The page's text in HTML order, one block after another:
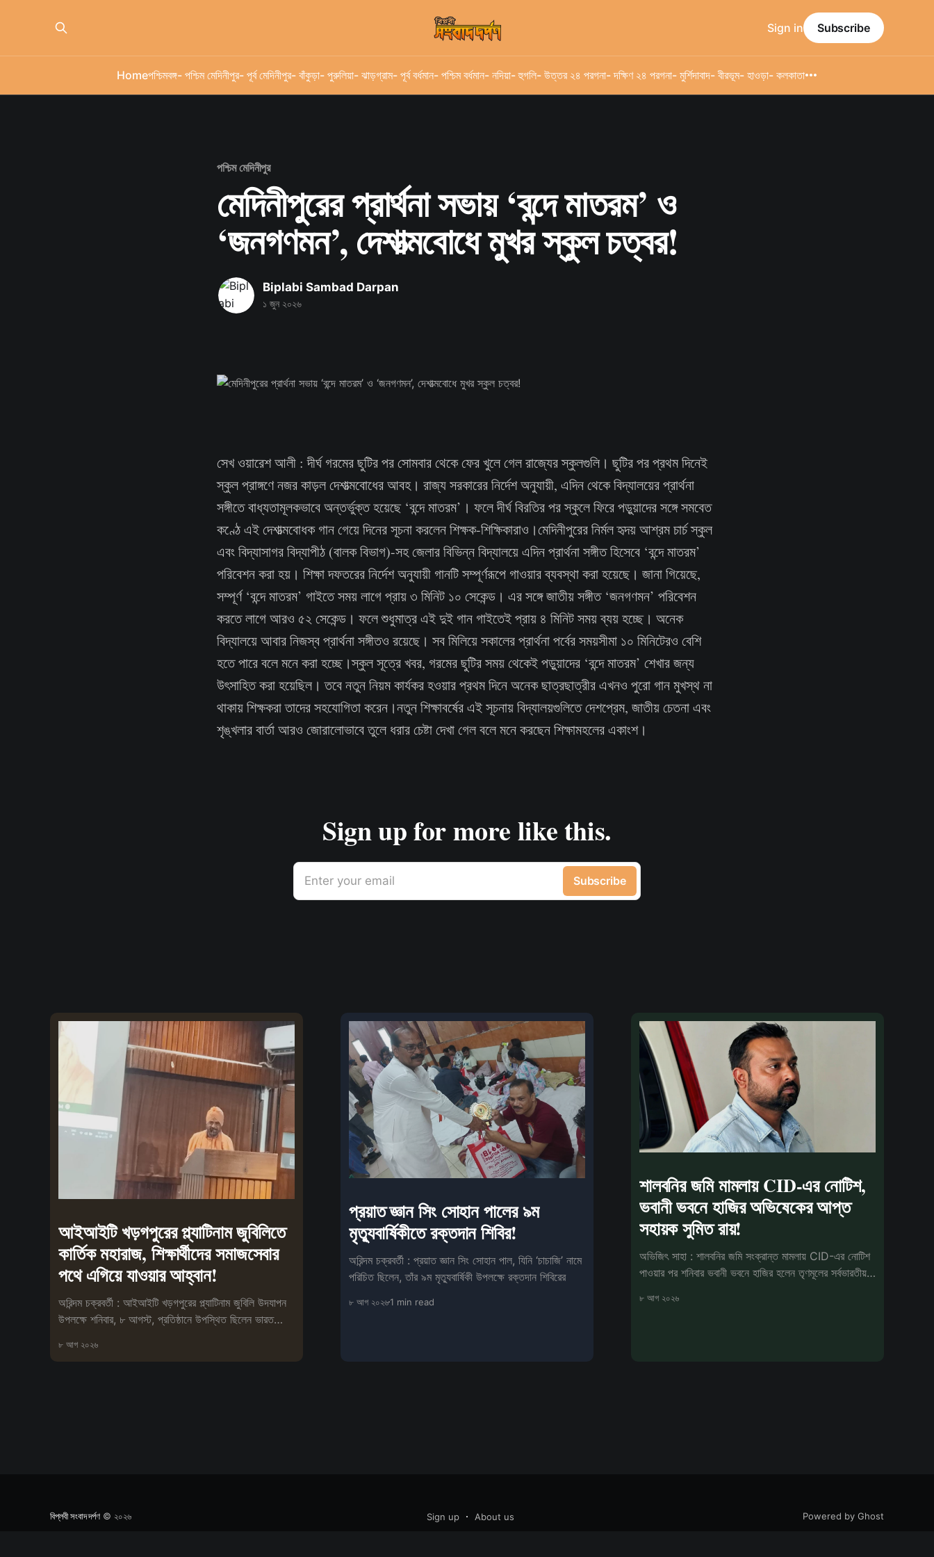
Homeপশ্চিমবঙ্গ- পশ্চিম মেদিনীপুর- পূর্ব মেদিনীপুর- বাঁকুড়া- পুরুলিয়া- ঝাড়গ্রাম- পূর্ব বর্ধমান- পশ্চিম বর্ধমান- নদিয়া- হুগলি- উত্তর ২৪ পরগনা- দক্ষিণ ২৪ পরগনা- মুর্শিদাবাদ- বীরভূম- হাওড়া- কলকাতা
Sign in Subscribe
পশ্চিম মেদিনীপুর
মেদিনীপুরের প্রার্থনা সভায় ‘বন্দে মাতরম’ ও
‘জনগণমন’, দেশাত্মবোধে মুখর স্কুল চত্বর!
Biplabi Sambad Darpan
১ জুন ২০২৬
সেখ ওয়ারেশ আলী : দীর্ঘ গরমের ছুটির পর সোমবার থেকে ফের খুলে গেল রাজ্যের স্কুলগুলি। ছুটির পর প্রথম দিনেই
স্কুল প্রাঙ্গণে নজর কাড়ল দেশাত্মবোধের আবহ। রাজ্য সরকারের নির্দেশ অনুযায়ী, এদিন থেকে বিদ্যালয়ের প্রার্থনা
সঙ্গীতে বাধ্যতামূলকভাবে অন্তর্ভুক্ত হয়েছে ‘বন্দে মাতরম’। ফলে দীর্ঘ বিরতির পর স্কুলে ফিরে পড়ুয়াদের সঙ্গে সমবেত
কণ্ঠে এই দেশাত্মবোধক গান গেয়ে দিনের সূচনা করলেন শিক্ষক-শিক্ষিকারাও।মেদিনীপুরের নির্মল হৃদয় আশ্রম চার্চ স্কুল
এবং বিদ্যাসাগর বিদ্যাপীঠ (বালক বিভাগ)-সহ জেলার বিভিন্ন বিদ্যালয়ে এদিন প্রার্থনা সঙ্গীত হিসেবে ‘বন্দে মাতরম’
পরিবেশন করা হয়। শিক্ষা দফতরের নির্দেশ অনুযায়ী গানটি সম্পূর্ণরূপে গাওয়ার ব্যবস্থা করা হয়েছে। জানা গিয়েছে,
সম্পূর্ণ ‘বন্দে মাতরম’ গাইতে সময় লাগে প্রায় ৩ মিনিট ১০ সেকেন্ড। এর সঙ্গে জাতীয় সঙ্গীত ‘জনগণমন’ পরিবেশন
করতে লাগে আরও ৫২ সেকেন্ড। ফলে শুধুমাত্র এই দুই গান গাইতেই প্রায় ৪ মিনিট সময় ব্যয় হচ্ছে। অনেক
বিদ্যালয়ে আবার নিজস্ব প্রার্থনা সঙ্গীতও রয়েছে। সব মিলিয়ে সকালের প্রার্থনা পর্বের সময়সীমা ১০ মিনিটেরও বেশি
হতে পারে বলে মনে করা হচ্ছে।স্কুল সূত্রে খবর, গরমের ছুটির সময় থেকেই পড়ুয়াদের ‘বন্দে মাতরম’ শেখার জন্য
উৎসাহিত করা হয়েছিল। তবে নতুন নিয়ম কার্যকর হওয়ার প্রথম দিনে অনেক ছাত্রছাত্রীর এখনও পুরো গান মুখস্থ না
থাকায় শিক্ষকরা তাদের সহযোগিতা করেন।নতুন শিক্ষাবর্ষের এই সূচনায় বিদ্যালয়গুলিতে দেশপ্রেম, জাতীয় চেতনা এবং
শৃঙ্খলার বার্তা আরও জোরালোভাবে তুলে ধরার চেষ্টা দেখা গেল বলে মনে করছেন শিক্ষামহলের একাংশ।
Sign up for more like this.
Enter your email Subscribe
আইআইটি খড়গপুরের প্ল্যাটিনাম জুবিলিতে
কার্তিক মহারাজ, শিক্ষার্থীদের সমাজসেবার
পথে এগিয়ে যাওয়ার আহ্বান!
অরিন্দম চক্রবর্তী : আইআইটি খড়গপুরের প্ল্যাটিনাম জুবিলি উদযাপন
উপলক্ষে শনিবার, ৮ আগস্ট, প্রতিষ্ঠানে উপস্থিত ছিলেন ভারত
৮ আগ ২০২৬
প্রয়াত জ্ঞান সিং সোহান পালের ৯ম
মৃত্যুবার্ষিকীতে রক্তদান শিবির!
অরিন্দম চক্রবর্তী : প্রয়াত জ্ঞান সিং সোহান পাল, যিনি ‘চাচাজি’ নামে
পরিচিত ছিলেন, তাঁর ৯ম মৃত্যুবার্ষিকী উপলক্ষে রক্তদান শিবিরের
৮ আগ ২০২৬1 min read
শালবনির জমি মামলায় CID-এর নোটিশ,
ভবানী ভবনে হাজির অভিষেকের আপ্ত
সহায়ক সুমিত রায়!
অভিজিৎ সাহা : শালবনির জমি সংক্রান্ত মামলায় CID-এর নোটিশ
পাওয়ার পর শনিবার ভবানী ভবনে হাজির হলেন তৃণমূলের সর্বভারতীয়
৮ আগ ২০২৬
বিপ্লবী সংবাদ দর্পণ© ২০২৬ Sign up About us Powered by Ghost